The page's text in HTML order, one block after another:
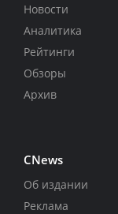
Новости
Аналитика
Рейтинги
Обзоры
Архив
CNews
Об издании
Реклама